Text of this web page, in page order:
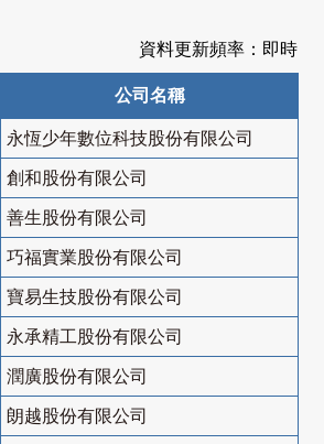
資料更新頻率：即時
公司名稱
永恆少年數位科技股份有限公司
創和股份有限公司
善生股份有限公司
巧福實業股份有限公司
寶易生技股份有限公司
永承精工股份有限公司
潤廣股份有限公司
朗越股份有限公司